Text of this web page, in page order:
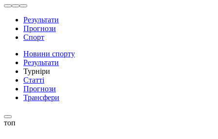
Результати
Прогнози
Спорт
Новини спорту
Результати
Турніри
Статті
Прогнози
Трансфери
топ